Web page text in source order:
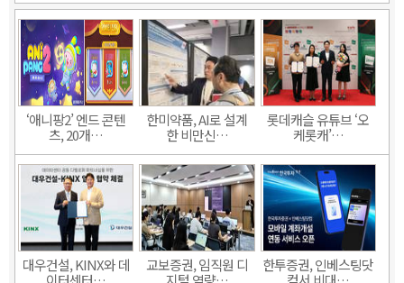
‘애니팡2’ 엔드 콘텐
츠, 20개…
한미약품, AI로 설계
한 비만신…
롯데캐슬 유튜브 ‘오
케롯캐’…
대우건설, KINX와 데
교보증권, 임직원 디
한투증권, 인베스팅닷